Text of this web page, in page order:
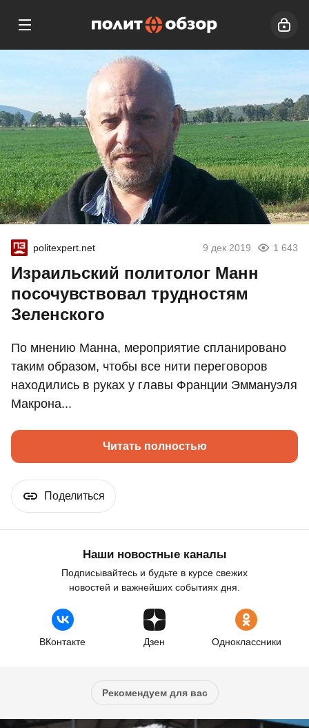
politexpert.net 9 дек 2019 1 643
Израильский политолог Манн
посочувствовал трудностям
Зеленского
По мнению Манна, мероприятие спланировано
таким образом, чтобы все нити переговоров
находились в руках у главы Франции Эммануэля
Макрона...
Читать полностью
Поделиться
Наши новостные каналы
Подписывайтесь и будьте в курсе свежих
новостей и важнейших событиях дня.
ВКонтакте Дзен Одноклассники
Рекомендуем для вас